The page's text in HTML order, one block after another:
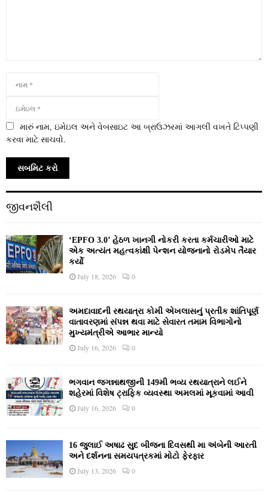
મારું નામ, ઇમેઇલ અને વેબસાઇટ આ બ્રાઉઝરમાં આગલી વખતે ટિપ્પણી
કરવા માટે સાચવો.
જીવનશૈલી
‘EPFO 3.0’ હેઠળ ખાનગી નોકરી કરતા કર્મચારીઓ માટે
એક અત્યંત મહત્વકાંક્ષી પેન્શન યોજનાનો રોડમેપ તૈયાર
કર્યો
July 18, 2026 0
અમદાવાદની રથયાત્રા કોમી એખલાસનું પ્રતીક શાંતિપૂર્ણ
વાતાવરણમાં સંપન્ન થવા માટે સેવારત તમામ વિભાગોનો
મુખ્યમંત્રીએ આભાર માન્યો
July 16, 2026 0
ભગવાન જગન્નાથજીની 149મી ભવ્ય રથયાત્રાને લઈને
શહેરમાં વિશેષ ટ્રાફિક વ્યવસ્થા અમલમાં મૂકવામાં આવી
July 16, 2026 0
16 જુલાઈ અષાઢ સુદ બીજના દિવસથી મા અંબેની આરતી
અને દર્શનના સમયપત્રકમાં મોટો ફેરફાર
July 13, 2026 0